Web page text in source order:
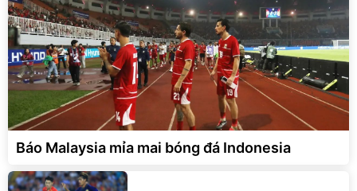
Báo Malaysia mỉa mai bóng đá Indonesia